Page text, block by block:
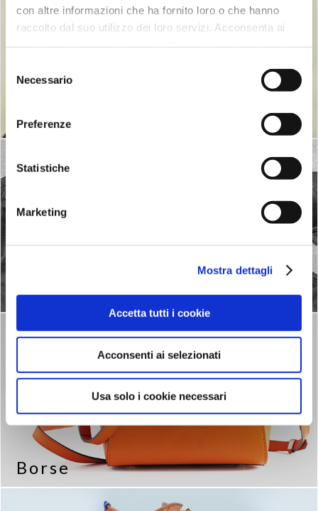
con altre informazioni che ha fornito loro o che hanno
raccolto dal suo utilizzo dei loro servizi. Acconsenta ai
delNecessario
Preferenze
Statistiche
Marketing
Mostra dettagli
Accetta tutti i cookie
Acconsenti ai selezionati
Usa solo i cookie necessari
Abbigliamento uomo
Intimo
Borse